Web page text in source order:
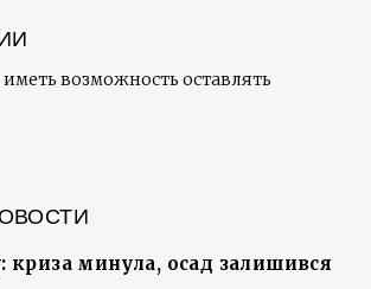
возможность оставлять
криза минула, осад залишився